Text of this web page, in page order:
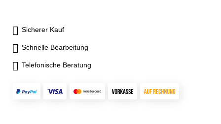
Sicherer Kauf
Schnelle Bearbeitung
Telefonische Beratung